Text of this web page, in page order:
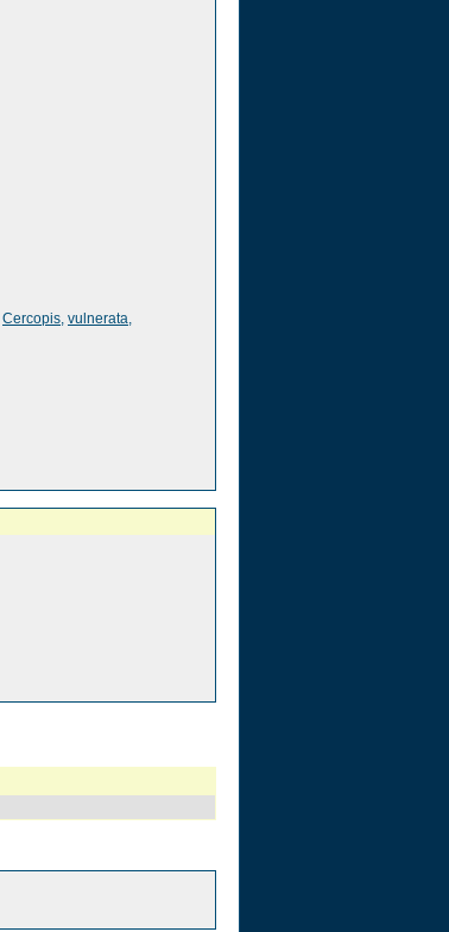
Cercopis, vulnerata,